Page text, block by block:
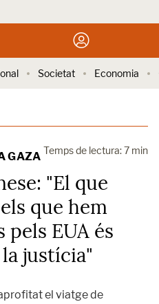
Societat Economia
GAZA Temps de lectura: 7 min
"El que
que hem
EUA és
justícia"
el viatge de